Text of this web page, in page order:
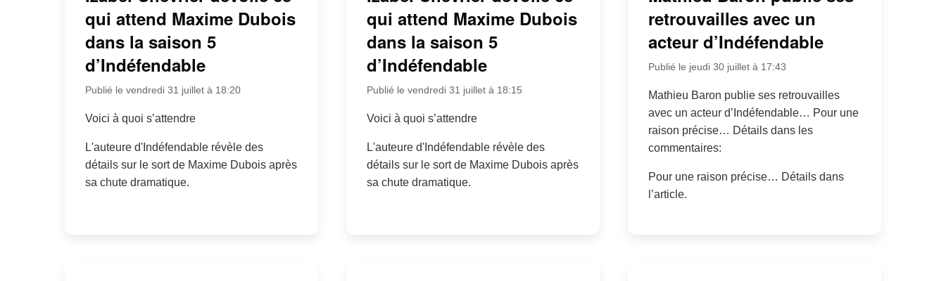
qui attend Maxime Dubois
dans la saison 5
d’Indéfendable
Publié le vendredi 31 juillet à 18:20
Voici à quoi s’attendre
L'auteure d'Indéfendable révèle des
détails sur le sort de Maxime Dubois après
sa chute dramatique.
qui attend Maxime Dubois
dans la saison 5
d’Indéfendable
Publié le vendredi 31 juillet à 18:15
Voici à quoi s’attendre
L'auteure d'Indéfendable révèle des
détails sur le sort de Maxime Dubois après
sa chute dramatique.
retrouvailles avec un
acteur d’Indéfendable
Publié le jeudi 30 juillet à 17:43
Mathieu Baron publie ses retrouvailles
avec un acteur d’Indéfendable… Pour une
raison précise… Détails dans les
commentaires:
Pour une raison précise… Détails dans
l’article.